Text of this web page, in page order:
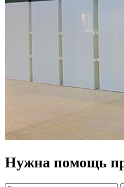
Нужна помощь